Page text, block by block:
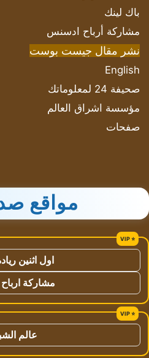
باك لينك
مشاركة أرباح ادسنس
نشر مقال جيست بوست
English
صحيفة 24 لمعلوماتك
مؤسسة اشراق العالم
صفحات
مواقع
اول اثنين
مشاركة
عالم